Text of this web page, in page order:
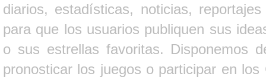
diarios, estadísticas, noticias,
para que los usuarios publiquen sus
o sus estrellas favoritas. Disponemos
pronosticar los juegos o participar en